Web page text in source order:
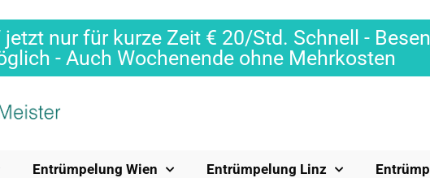
jetzt nur für kurze Zeit € 20/Std. Schnell -
- Auch Wochenende ohne Mehrkosten
Entrümpelung Wien Entrümpelung Linz